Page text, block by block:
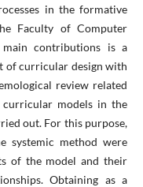
in the formative
Faculty of Computer
main contributions is a
of curricular design with
review related
models in the
out. For this purpose,
systemic method were
of the model and their
Obtaining as a